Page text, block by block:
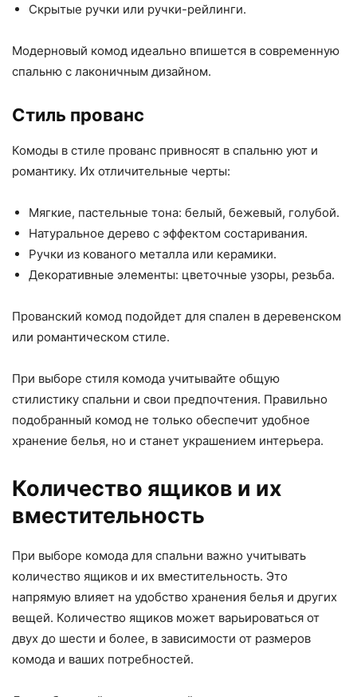
Скрытые ручки или ручки-рейлинги.
Модерновый комод идеально впишется в современную
спальню с лаконичным дизайном.
Стиль прованс
Комоды в стиле прованс привносят в спальню уют и
романтику. Их отличительные черты:
Мягкие, пастельные тона: белый, бежевый, голубой.
Натуральное дерево с эффектом состаривания.
Ручки из кованого металла или керамики.
Декоративные элементы: цветочные узоры, резьба.
Прованский комод подойдет для спален в деревенском
или романтическом стиле.
При выборе стиля комода учитывайте общую
стилистику спальни и свои предпочтения. Правильно
подобранный комод не только обеспечит удобное
хранение белья, но и станет украшением интерьера.
Количество ящиков и их
вместительность
При выборе комода для спальни важно учитывать
количество ящиков и их вместительность. Это
напрямую влияет на удобство хранения белья и других
вещей. Количество ящиков может варьироваться от
двух до шести и более, в зависимости от размеров
комода и ваших потребностей.